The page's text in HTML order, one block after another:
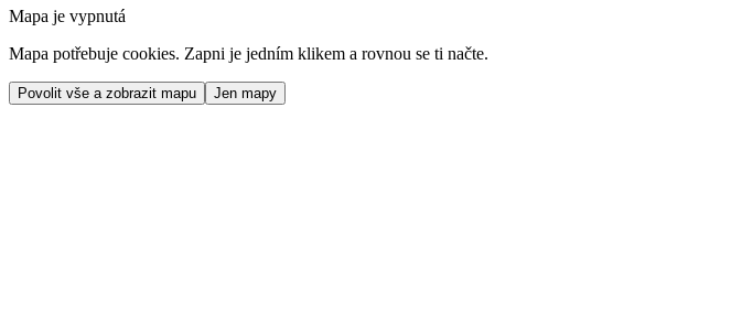
Mapa je vypnutá
Mapa potřebuje cookies. Zapni je jedním klikem a rovnou se ti načte.
Povolit vše a zobrazit mapu Jen mapy